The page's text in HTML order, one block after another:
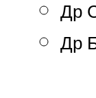
Др
Др